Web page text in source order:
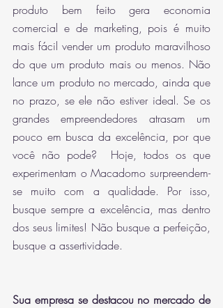
produto bem feito gera economia
comercial e de marketing, pois é muito
mais fácil vender um produto maravilhoso
do que um produto mais ou menos. Não
lance um produto no mercado, ainda que
no prazo, se ele não estiver ideal. Se os
grandes empreendedores atrasam um
pouco em busca da excelência, por que
você não pode?  Hoje, todos os que
experimentam o Macadomo surpreendem-
se muito com a qualidade. Por isso,
busque sempre a excelência, mas dentro
dos seus limites! Não busque a perfeição,
busque a assertividade.
Sua empresa se destacou no mercado de